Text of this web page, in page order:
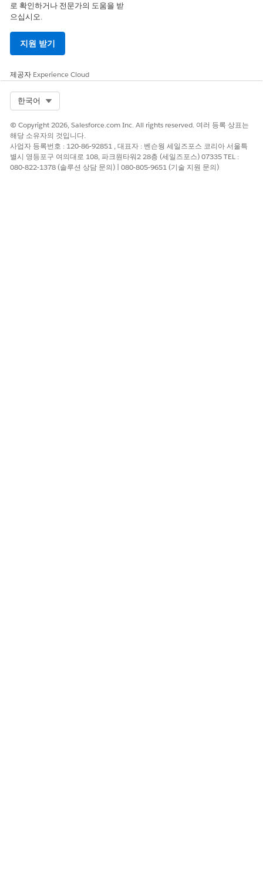
로 확인하거나 전문가의 도움을 받
으십시오.
지원 받기
제공자 Experience Cloud
한국어
© Copyright 2026, Salesforce.com Inc. All rights reserved. 여러 등록 상표는
해당 소유자의 것입니다.
사업자 등록번호 : 120-86-92851 , 대표자 : 벤슨웡 세일즈포스 코리아 서울특
별시 영등포구 여의대로 108, 파크원타워2 28층 (세일즈포스) 07335 TEL :
080-822-1378 (솔루션 상담 문의) | 080-805-9651 (기술 지원 문의)